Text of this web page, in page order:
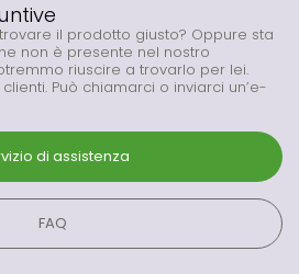
il prodotto giusto? Oppure sta
non è presente nel nostro
riuscire a trovarlo per lei.
Può chiamarci o inviarci un’e-
di assistenza
FAQ